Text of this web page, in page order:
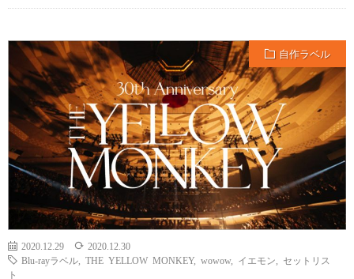
自作ラベル
2020.12.29
2020.12.30
Blu-rayラベル
THE YELLOW MONKEY, wowow, イエモン
セットリス
ト